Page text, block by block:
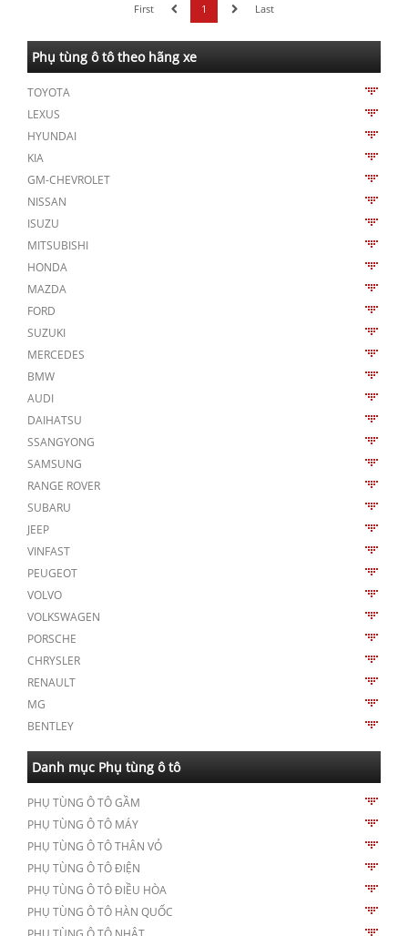
First 1 Last
Phụ tùng ô tô theo hãng xe
TOYOTA
LEXUS
HYUNDAI
KIA
GM-CHEVROLET
NISSAN
ISUZU
MITSUBISHI
HONDA
MAZDA
FORD
SUZUKI
MERCEDES
BMW
AUDI
DAIHATSU
SSANGYONG
SAMSUNG
RANGE ROVER
SUBARU
JEEP
VINFAST
PEUGEOT
VOLVO
VOLKSWAGEN
PORSCHE
CHRYSLER
RENAULT
MG
BENTLEY
Danh mục Phụ tùng ô tô
PHỤ TÙNG Ô TÔ GẦM
PHỤ TÙNG Ô TÔ MÁY
PHỤ TÙNG Ô TÔ THÂN VỎ
PHỤ TÙNG Ô TÔ ĐIỆN
PHỤ TÙNG Ô TÔ ĐIỀU HÒA
PHỤ TÙNG Ô TÔ HÀN QUỐC